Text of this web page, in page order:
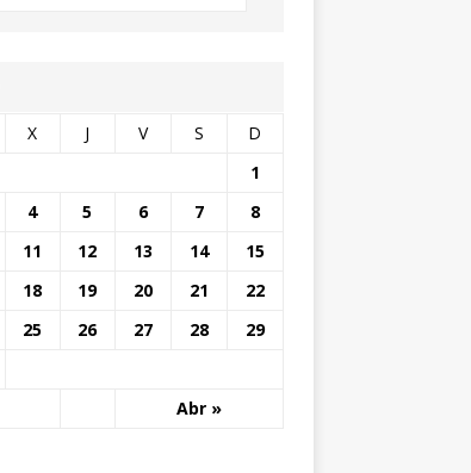
X J V S D
Abr »
1
4 5 6 7
8
11 12 13 14
15
18 19 20 21
22
25 26 27 28
29